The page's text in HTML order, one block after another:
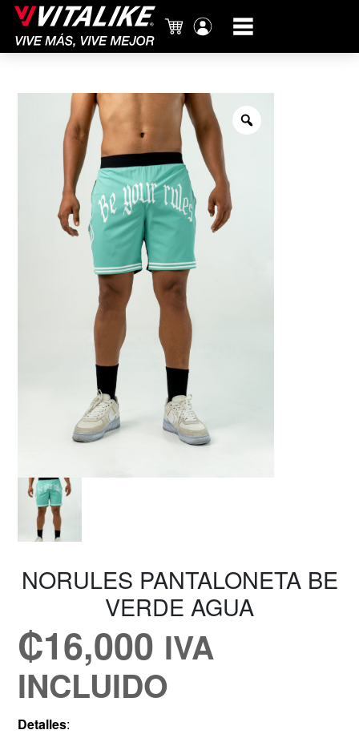
Carrito
cuenta
NORULES PANTALONETA BE
VERDE AGUA
₡16,000 IVA
INCLUIDO
Detalles: